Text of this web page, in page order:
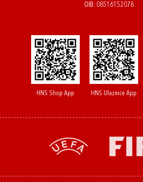
OIB: 08516152078
HNS Shop App HNS Ulaznice App